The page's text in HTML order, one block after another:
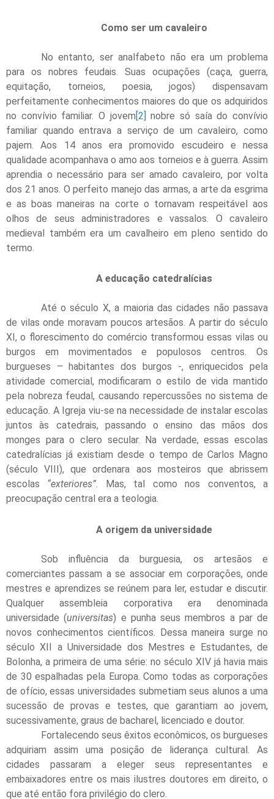
Como ser um cavaleiro
No entanto, ser analfabeto não era um problema
para os nobres feudais. Suas ocupações (caça, guerra,
equitação, torneios, poesia, jogos) dispensavam
perfeitamente conhecimentos maiores do que os adquiridos
no convívio familiar. O jovem[2] nobre só saía do convívio
familiar quando entrava a serviço de um cavaleiro, como
pajem. Aos 14 anos era promovido escudeiro e nessa
qualidade acompanhava o amo aos torneios e à guerra. Assim
aprendia o necessário para ser amado cavaleiro, por volta
dos 21 anos. O perfeito manejo das armas, a arte da esgrima
e as boas maneiras na corte o tornavam respeitável aos
olhos de seus administradores e vassalos. O cavaleiro
medieval também era um cavalheiro em pleno sentido do
termo.
A educação catedralícias
Até o século X, a maioria das cidades não passava
de vilas onde moravam poucos artesãos. A partir do século
XI, o florescimento do comércio transformou essas vilas ou
burgos em movimentados e populosos centros. Os
burgueses – habitantes dos burgos -, enriquecidos pela
atividade comercial, modificaram o estilo de vida mantido
pela nobreza feudal, causando repercussões no sistema de
educação. A Igreja viu-se na necessidade de instalar escolas
juntos às catedrais, passando o ensino das mãos dos
monges para o clero secular. Na verdade, essas escolas
catedralícias já existiam desde o tempo de Carlos Magno
(século VIII), que ordenara aos mosteiros que abrissem
escolas “exteriores”. Mas, tal como nos conventos, a
preocupação central era a teologia.
A origem da universidade
Sob influência da burguesia, os artesãos e
comerciantes passam a se associar em corporações, onde
mestres e aprendizes se reúnem para ler, estudar e discutir.
Qualquer assembleia corporativa era denominada
universidade (universitas) e punha seus membros a par de
novos conhecimentos científicos. Dessa maneira surge no
século XII a Universidade dos Mestres e Estudantes, de
Bolonha, a primeira de uma série: no século XIV já havia mais
de 30 espalhadas pela Europa. Como todas as corporações
de ofício, essas universidades submetiam seus alunos a uma
sucessão de provas e testes, que garantiam ao jovem,
sucessivamente, graus de bacharel, licenciado e doutor.
Fortalecendo seus êxitos econômicos, os burgueses
adquiriam assim uma posição de liderança cultural. As
cidades passaram a eleger seus representantes e
embaixadores entre os mais ilustres doutores em direito, o
que até então fora privilégio do clero.